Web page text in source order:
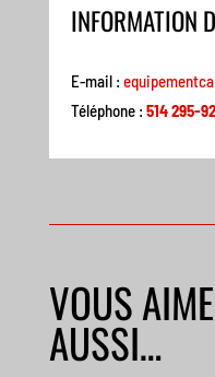
INFORMATION
E-mail :
Téléphone : 514 295-
VOUS
AUSSI…